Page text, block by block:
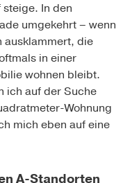
In den
umgekehrt – wenn
ausklammert, die
in einer
wohnen bleibt.
ich auf der Suche
Wohnung
mich eben auf eine
A-Standorten